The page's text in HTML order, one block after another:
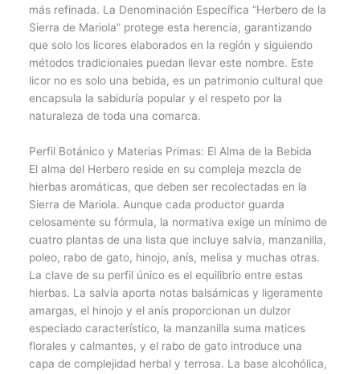
más refinada. La Denominación Específica “Herbero de la
Sierra de Mariola” protege esta herencia, garantizando
que solo los licores elaborados en la región y siguiendo
métodos tradicionales puedan llevar este nombre. Este
licor no es solo una bebida, es un patrimonio cultural que
encapsula la sabiduría popular y el respeto por la
naturaleza de toda una comarca.
Perfil Botánico y Materias Primas: El Alma de la Bebida
El alma del Herbero reside en su compleja mezcla de
hierbas aromáticas, que deben ser recolectadas en la
Sierra de Mariola. Aunque cada productor guarda
celosamente su fórmula, la normativa exige un mínimo de
cuatro plantas de una lista que incluye salvia, manzanilla,
poleo, rabo de gato, hinojo, anís, melisa y muchas otras.
La clave de su perfil único es el equilibrio entre estas
hierbas. La salvia aporta notas balsámicas y ligeramente
amargas, el hinojo y el anís proporcionan un dulzor
especiado característico, la manzanilla suma matices
florales y calmantes, y el rabo de gato introduce una
capa de complejidad herbal y terrosa. La base alcohólica,